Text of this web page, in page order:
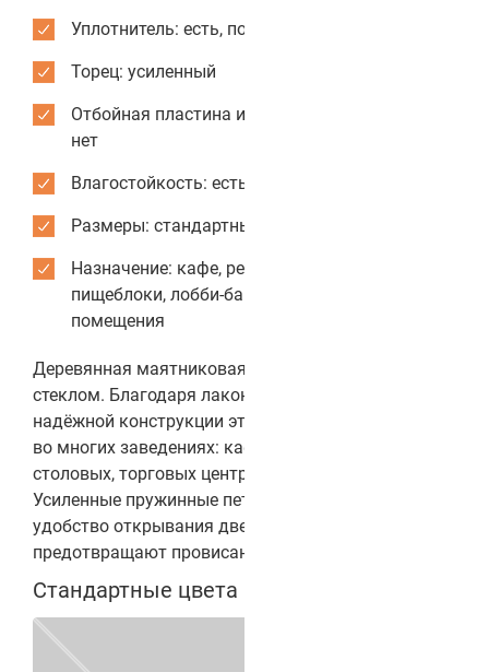
Уплотнитель: есть, по периметру коробки
Торец: усиленный
Отбойная пластина из нержавеющей стали:
нет
Влагостойкость: есть
Размеры: стандартные или индивидуальные
Назначение: кафе, рестораны, столовые,
пищеблоки, лобби-бары, служебные
помещения
Деревянная маятниковая дверь с прямоугольным
стеклом. Благодаря лаконичному дизайну и
надёжной конструкции эта модель используется
во многих заведениях: кафе, ресторанах, барах,
столовых, торговых центрах, вокзалах и др.
Усиленные пружинные петли обеспечивают
удобство открывания двери в обе стороны,
предотвращают провисание полотна.
Стандартные цвета полотен